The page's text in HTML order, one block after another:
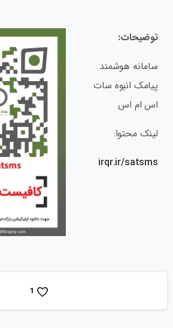
توضیحات:
سامانه هوشمند
پیامک انبوه سات
اس ام اس
لینک محتوا:
irqr.ir/satsms
1